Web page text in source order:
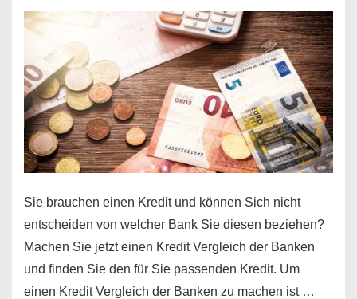
einen
10000
Euro
Kredit
finden
Sie brauchen einen Kredit und können Sich nicht
entscheiden von welcher Bank Sie diesen beziehen?
Machen Sie jetzt einen Kredit Vergleich der Banken
und finden Sie den für Sie passenden Kredit. Um
einen Kredit Vergleich der Banken zu machen ist …